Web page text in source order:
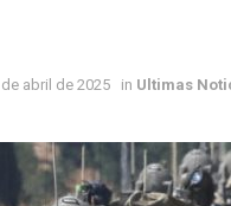
de abril de 2025 in Ultimas